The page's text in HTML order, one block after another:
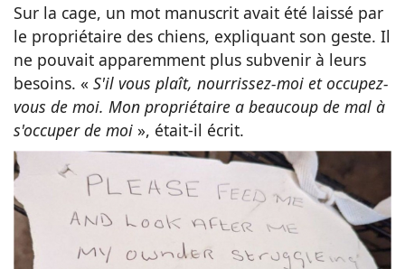
Sur la cage, un mot manuscrit avait été laissé par
le propriétaire des chiens, expliquant son geste. Il
ne pouvait apparemment plus subvenir à leurs
besoins. « S'il vous plaît, nourrissez-moi et occupez-
vous de moi. Mon propriétaire a beaucoup de mal à
s'occuper de moi », était-il écrit.